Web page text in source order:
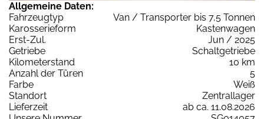
Allgemeine Daten:
Fahrzeugtyp
Van / Transporter bis 7,5 Tonnen
Karosserieform
Kastenwagen
Erst-Zul.
Jun / 2025
Getriebe
Schaltgetriebe
Kilometerstand
10 km
Anzahl der Türen
5
Farbe
Weiß
Standort
Zentrallager
Lieferzeit
ab ca. 11.08.2026